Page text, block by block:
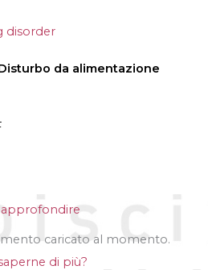
disorder
da alimentazione
approfondire
caricato al momento.
di più?